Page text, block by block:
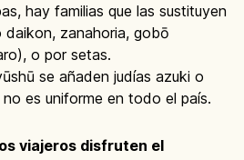
hay familias que las sustituyen
zanahoria, gobō
o por setas.
se añaden judías azuki o
es uniforme en todo el país.
viajeros disfruten el